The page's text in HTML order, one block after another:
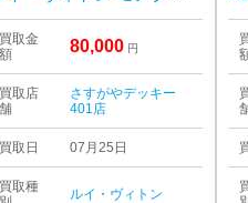
買取金
額
80,000 円
買取店
舗
さすがやデッキー
401店
買取日 07月25日
買取種
ルイ・ヴィトン